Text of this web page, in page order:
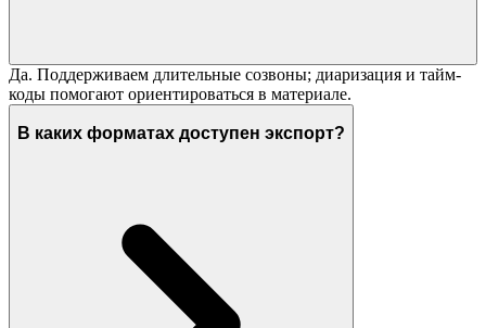
Да. Поддерживаем длительные созвоны; диаризация и тайм-
коды помогают ориентироваться в материале.
В каких форматах доступен экспорт?